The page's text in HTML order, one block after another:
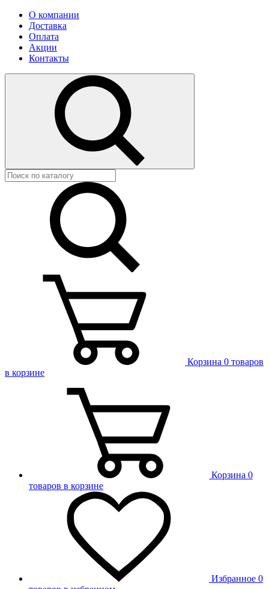
О компании
Доставка
Оплата
Акции
Контакты
Корзина 0 товаров
в корзине
Корзина 0
товаров в корзине
Избранное 0